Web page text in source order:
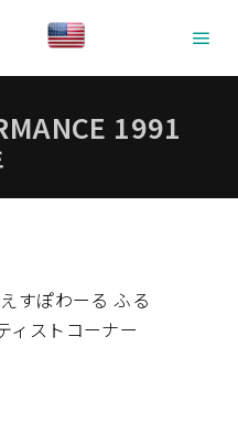
1991
すぽわーる ふる
ィストコーナー